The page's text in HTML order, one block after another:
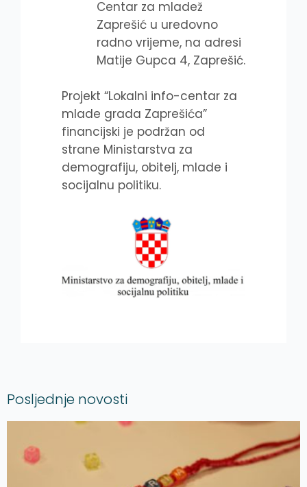
Centar za mladež
Zaprešić u uredovno
radno vrijeme, na adresi
Matije Gupca 4, Zaprešić.
Projekt “Lokalni info-centar za
mlade grada Zaprešića”
financijski je podržan od
strane Ministarstva za
demografiju, obitelj, mlade i
socijalnu politiku.
Posljednje novosti